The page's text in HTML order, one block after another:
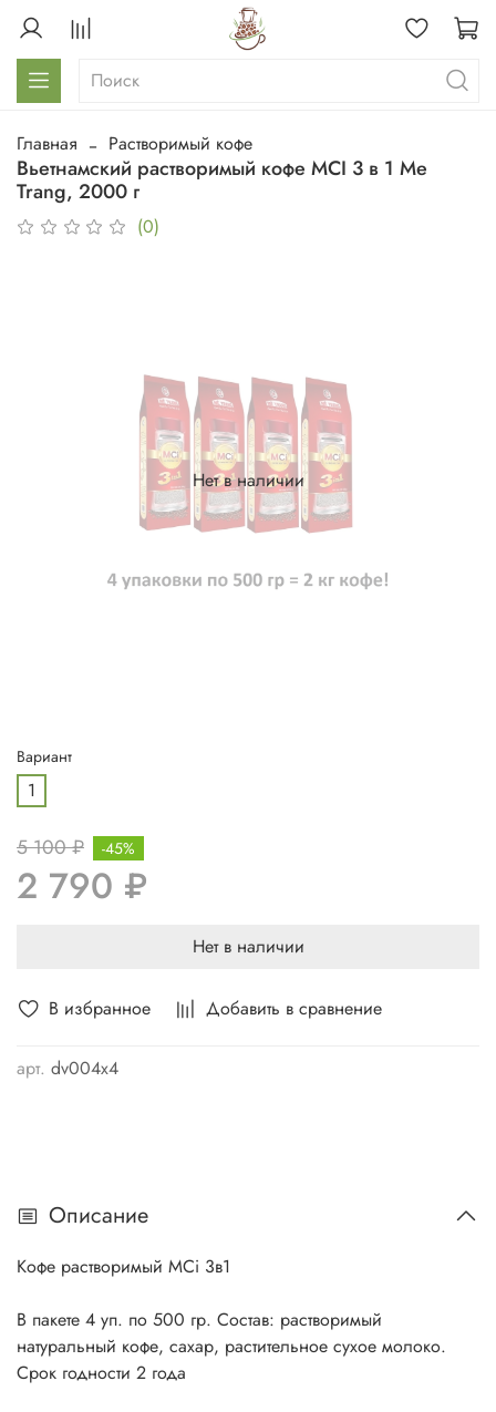
Главная Растворимый кофе
Вьетнамский растворимый кофе MCI 3 в 1 Me
Trang, 2000 г
(0)
В избранное Добавить в сравнение
арт. dv004x4
Нет в наличии
Вариант
1
5 100 ₽
2 790 ₽
-45%
Нет в наличии
Описание
Кофе растворимый MCi 3в1
В пакете 4 уп. по 500 гр. Состав: растворимый
натуральный кофе, сахар, растительное сухое молоко.
Срок годности 2 года